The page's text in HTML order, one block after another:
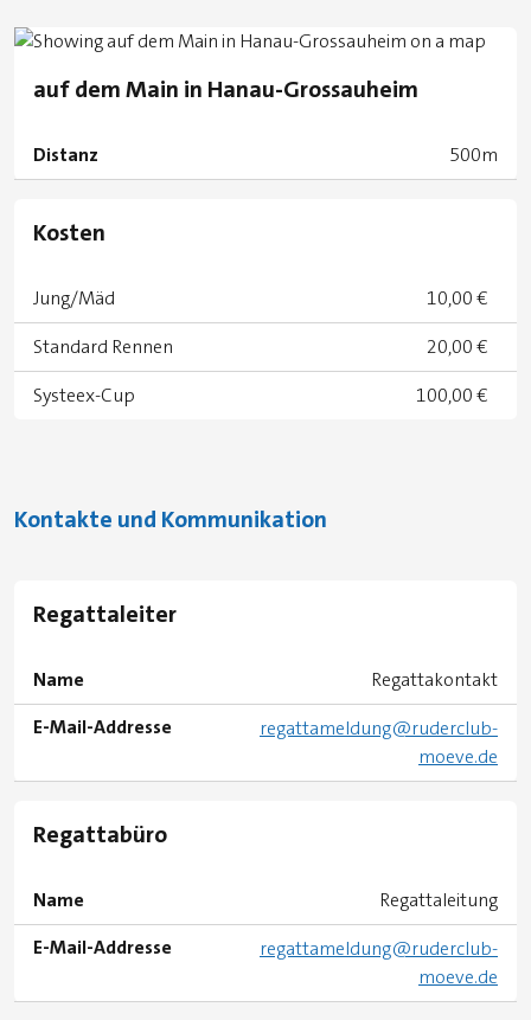
auf dem Main in Hanau-Grossauheim
Distanz 500m
Kosten
Jung/Mäd
10,00 €
Standard Rennen
20,00 €
Systeex-Cup
100,00 €
Kontakte und Kommunikation
Regattaleiter
Name
Regattakontakt
E-Mail-Addresse
regattameldung@ruderclub-
moeve.de
Regattabüro
Name
Regattaleitung
E-Mail-Addresse
regattameldung@ruderclub-
moeve.de